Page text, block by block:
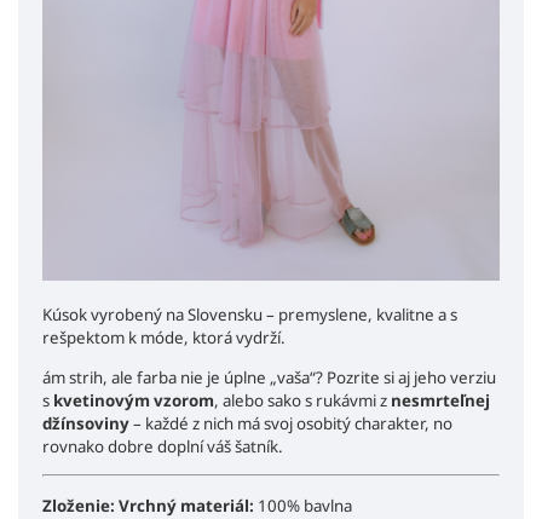
Kúsok vyrobený na Slovensku – premyslene, kvalitne a s
rešpektom k móde, ktorá vydrží.
ám strih, ale farba nie je úplne „vaša“? Pozrite si aj jeho verziu
s kvetinovým vzorom, alebo sako s rukávmi z nesmrteľnej
džínsoviny– každé z nich má svoj osobitý charakter, no
rovnako dobre doplní váš šatník.
Zloženie: Vrchný materiál: 100% bavlna